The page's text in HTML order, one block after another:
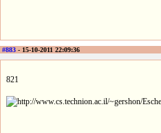
#883 - 15-10-2011 22:09:36
821